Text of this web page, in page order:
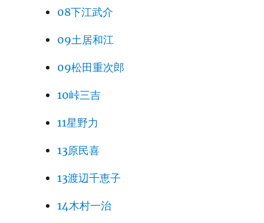
08下江武介
09土居和江
09松田重次郎
10峠三吉
11星野力
13原民喜
13渡辺千恵子
14木村一治